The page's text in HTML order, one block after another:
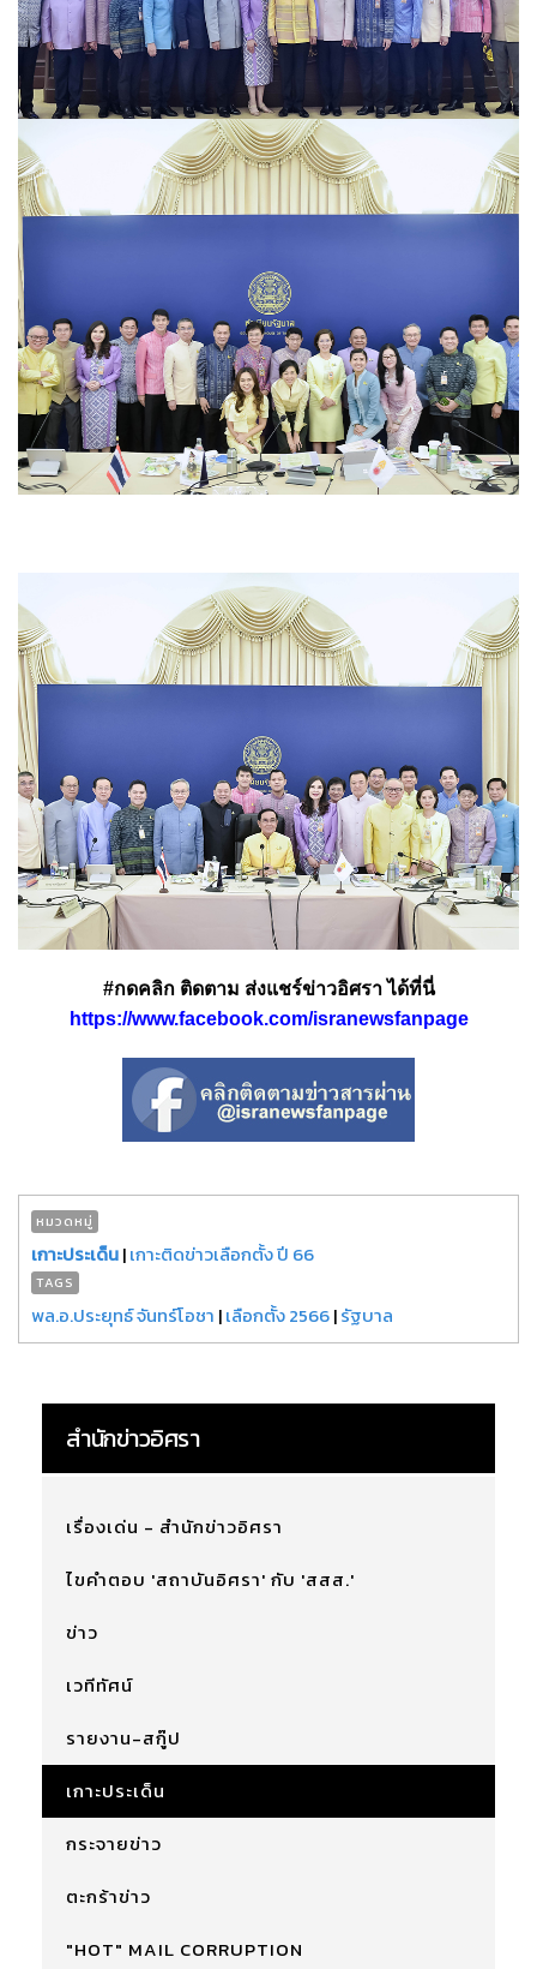
#กดคลิก ติดตาม ส่งแชร์ข่าวอิศรา ได้ที่นี่
https://www.facebook.com/isranewsfanpage
หมวดหมู่
เกาะประเด็น|เกาะติดข่าวเลือกตั้ง ปี 66
TAGS
พล.อ.ประยุทธ์ จันทร์โอชา |เลือกตั้ง 2566|รัฐบาล
สำนักข่าวอิศรา
เรื่องเด่น - สำนักข่าวอิศรา
ไขคำตอบ 'สถาบันอิศรา' กับ 'สสส.'
ข่าว
เวทีทัศน์
รายงาน-สกู๊ป
เกาะประเด็น
กระจายข่าว
ตะกร้าข่าว
"HOT" MAIL CORRUPTION